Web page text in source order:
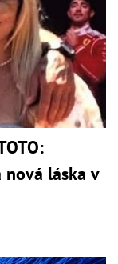
nová láska v